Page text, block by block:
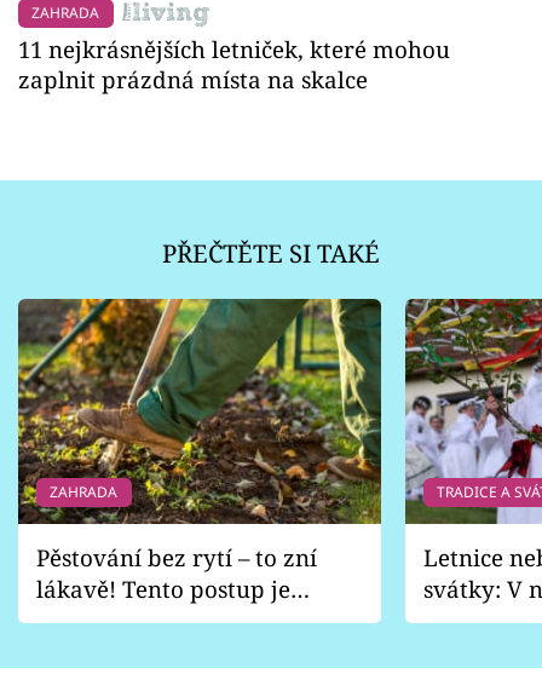
ZAHRADA
11 nejkrásnějších letniček, které mohou
zaplnit prázdná místa na skalce
PŘEČTĚTE SI TAKÉ
ZAHRADA
Pěstování bez rytí – to zní
lákavě! Tento postup je
vhodný jen pro některé
TRADICE A
Letnice
svátky: V
pondělí